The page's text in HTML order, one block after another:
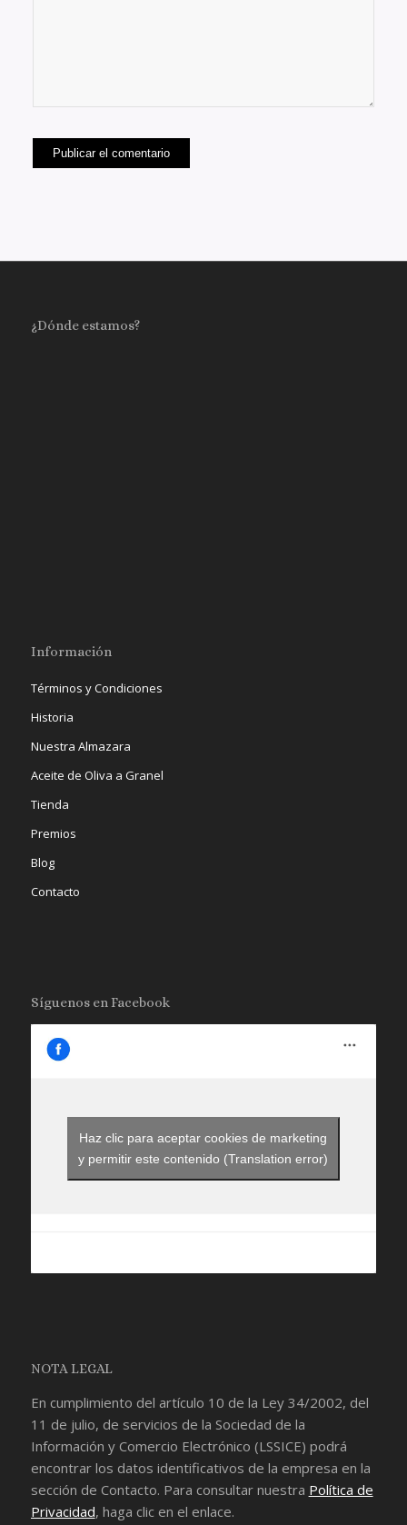
¿Dónde estamos?
Información
Términos y Condiciones
Historia
Nuestra Almazara
Aceite de Oliva a Granel
Tienda
Premios
Blog
Contacto
Síguenos en Facebook
Haz clic para aceptar cookies de marketing
y permitir este contenido (Translation error)
NOTA LEGAL
En cumplimiento del artículo 10 de la Ley 34/2002, del
11 de julio, de servicios de la Sociedad de la
Información y Comercio Electrónico (LSSICE) podrá
encontrar los datos identificativos de la empresa en la
sección de Contacto. Para consultar nuestra Política de
Privacidad, haga clic en el enlace.